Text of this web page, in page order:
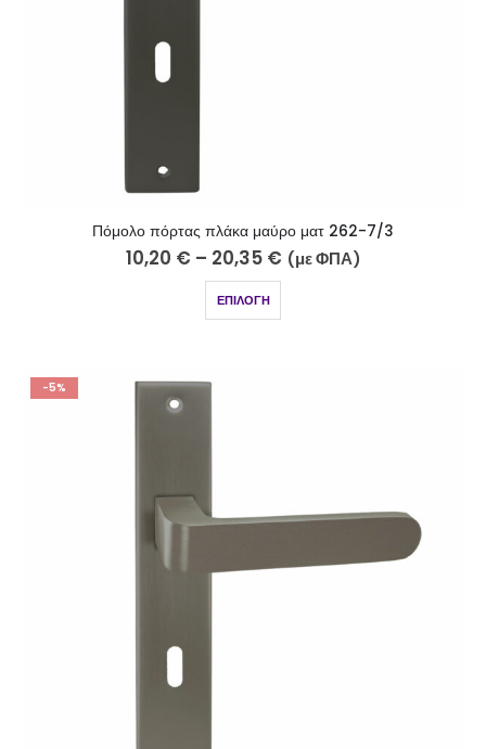
Πόμολο πόρτας πλάκα μαύρο ματ 262-7/3
10,20 € – 20,35 € (με ΦΠΑ)
ΕΠΙΛΟΓΉ
-5%